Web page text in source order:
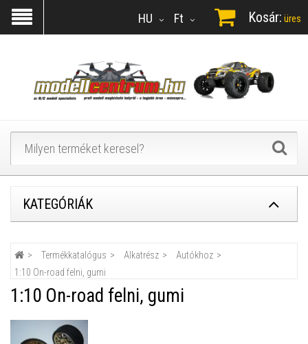
Ft
HU Kosár: üres
KATEGÓRIÁK
Termékkatalógus Alkatrész
Autókhoz
1:10 On-road felni, gumi
1:10 On-road felni, gumi